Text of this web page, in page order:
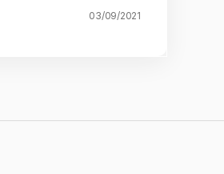
03/09/2021